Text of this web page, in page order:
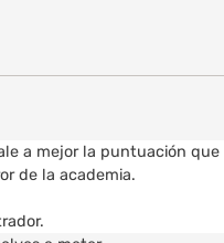
a mejor la puntuación
de la academia.